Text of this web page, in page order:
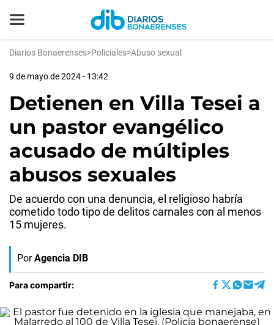
Diarios Bonaerenses>Policiales>Abuso sexual
9 de mayo de 2024 - 13:42
Detienen en Villa Tesei a
un pastor evangélico
acusado de múltiples
abusos sexuales
De acuerdo con una denuncia, el religioso habría
cometido todo tipo de delitos carnales con al menos
15 mujeres.
Por Agencia DIB
Para compartir: